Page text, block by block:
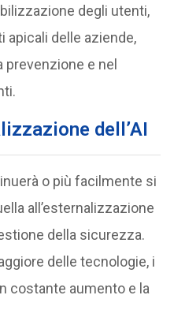
degli utenti,
apicali delle aziende,
prevenzione e nel
dell’AI
o più facilmente si
all’esternalizzazione
della sicurezza.
delle tecnologie, i
costante aumento e la